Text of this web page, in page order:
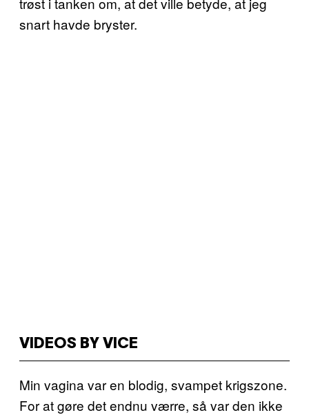
snart havde bryster.
VIDEOS BY VICE
Min vagina var en blodig, svampet krigszone.
For at gøre det endnu værre, så var den ikke